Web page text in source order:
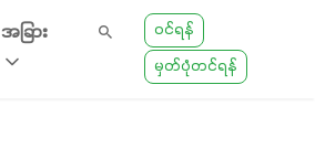
အခြား
ဝင်ရန်
မှတ်ပုံတင်ရန်